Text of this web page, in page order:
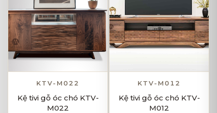
KTV-M022
Kệ tivi gỗ óc chó KTV-
M022
KTV-M012
Kệ tivi gỗ óc chó KTV-
M012